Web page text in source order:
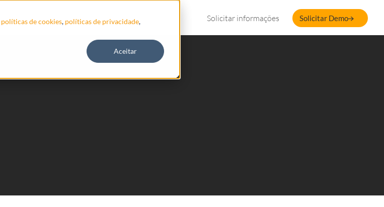
políticas de cookies, políticas de privacidade,
Aceitar
Solicitar informações Solicitar Demo